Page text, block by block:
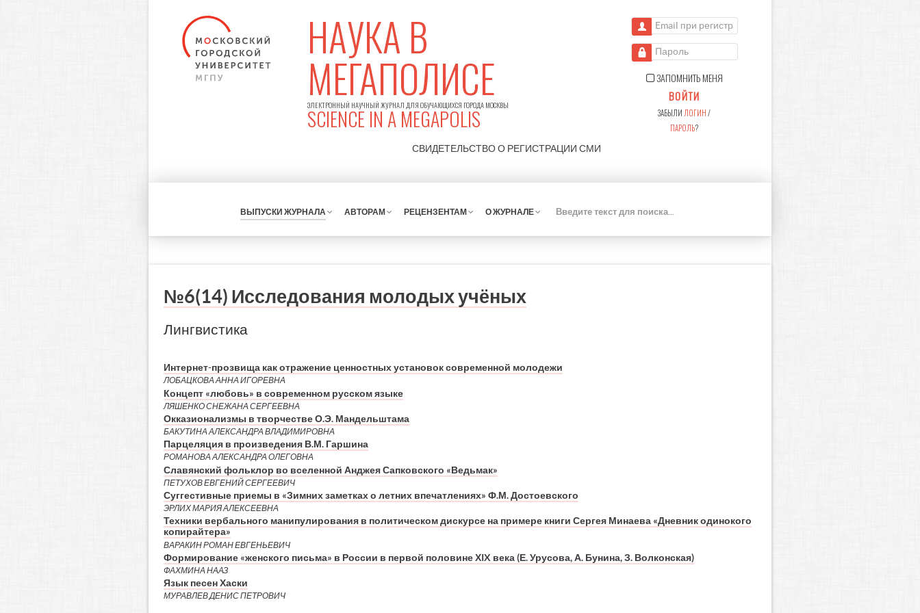
НАУКА В
МЕГАПОЛИСЕ
ЭЛЕКТРОННЫЙ НАУЧНЫЙ ЖУРНАЛ ДЛЯ ОБУЧАЮЩИХСЯ ГОРОДА МОСКВЫ
SCIENCE IN A MEGAPOLIS
СВИДЕТЕЛЬСТВО О РЕГИСТРАЦИИ СМИ
Email при регистрации
Пароль
ЗАПОМНИТЬ МЕНЯ
ВОЙТИ
ЗАБЫЛИ ЛОГИН/
ПАРОЛЬ?
ВЫПУСКИ ЖУРНАЛА АВТОРАМ РЕЦЕНЗЕНТАМ О ЖУРНАЛЕ
К
№6(14) Исследования молодых учёных
Лингвистика
Интернет-прозвища как отражение ценностных установок современной молодежи
ЛОБАЦКОВА АННА ИГОРЕВНА
Концепт «любовь» в современном русском языке
ЛЯШЕНКО СНЕЖАНА СЕРГЕЕВНА
Окказионализмы в творчестве О.Э. Мандельштама
БАКУТИНА АЛЕКСАНДРА ВЛАДИМИРОВНА
Парцеляция в произведения В.М. Гаршина
РОМАНОВА АЛЕКСАНДРА ОЛЕГОВНА
Славянский фольклор во вселенной Анджея Сапковского «Ведьмак»
ПЕТУХОВ ЕВГЕНИЙ СЕРГЕЕВИЧ
Суггестивные приемы в «Зимних заметках о летних впечатлениях» Ф.М. Достоевского
ЭРЛИХ МАРИЯ АЛЕКСЕЕВНА
Техники вербального манипулирования в политическом дискурсе на примере книги Сергея Минаева «Дневник одинокого
копирайтера»
ВАРАКИН РОМАН ЕВГЕНЬЕВИЧ
Формирование «женского письма» в России в первой половине ХIX века (Е. Урусова, А. Бунина, З. Волконская)
ФАХМИНА НААЗ
Язык песен Хаски
МУРАВЛЕВ ДЕНИС ПЕТРОВИЧ